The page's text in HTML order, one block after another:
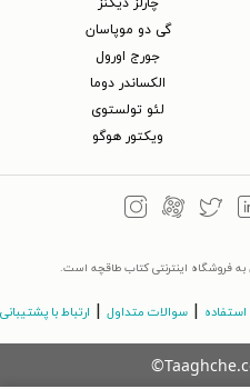
چارلز دیکنز
گی دو موپاسان
جورج اورول
الکساندر دوما
لئو تولستوی
ویکتور هوگو
فروشگاه اینترنتی کتاب طاقچه است.
| سوالات متداول | ارتباط با پشتیبانی